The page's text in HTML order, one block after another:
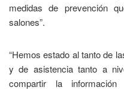
medidas de prevención
salones”.
“Hemos estado al tanto de
y de asistencia tanto a
compartir la